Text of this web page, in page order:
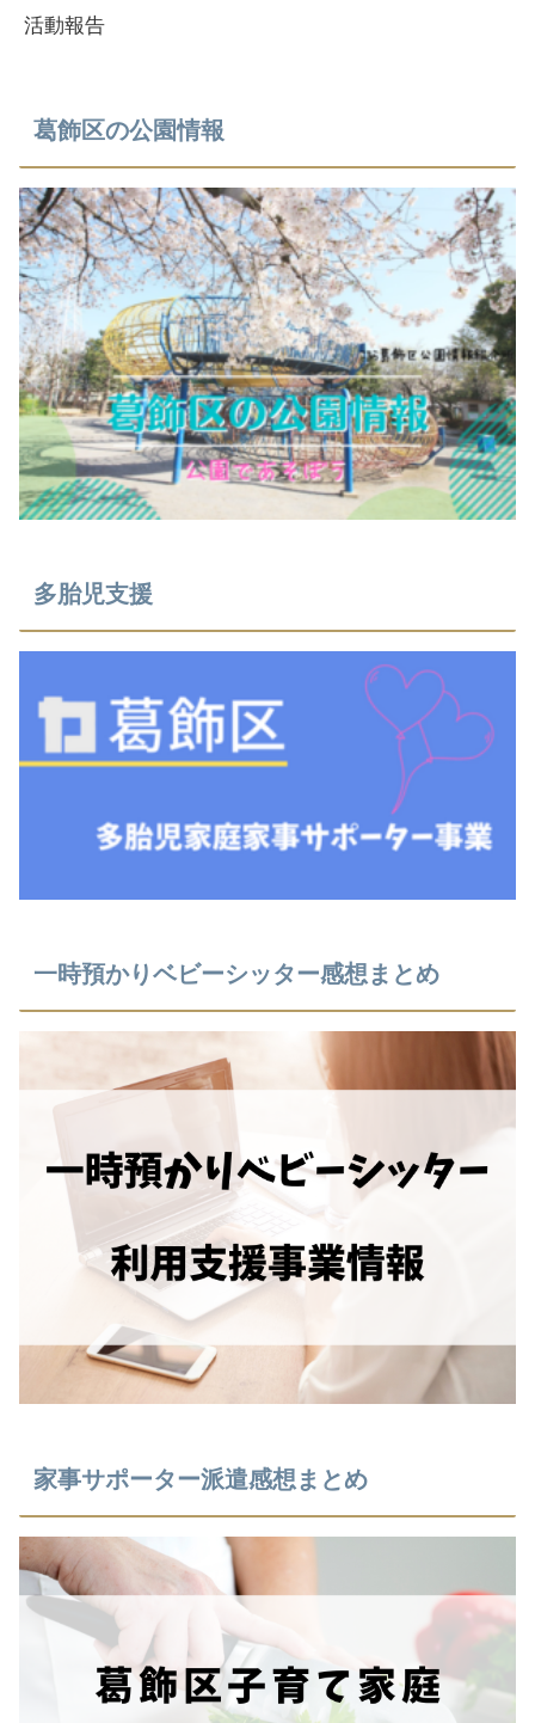
活動報告
葛飾区の公園情報
多胎児支援
⼀時預かりベビーシッター感想まとめ
家事サポーター派遣感想まとめ